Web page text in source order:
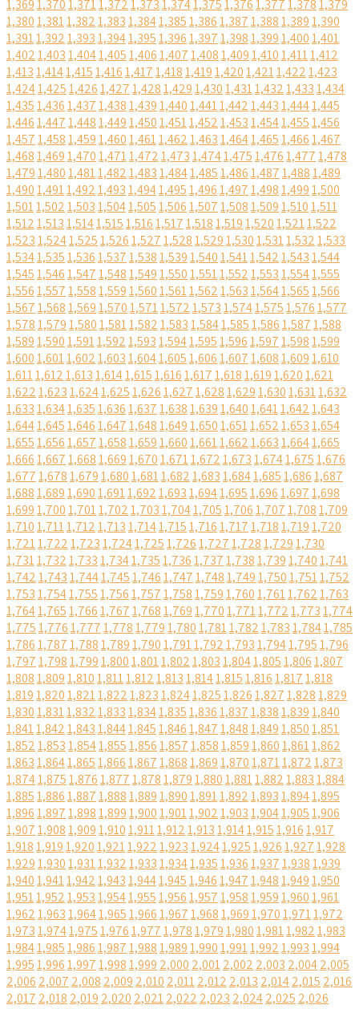
1,3691,3701,3711,3721,3731,3741,3751,3761,3771,3781,379
1,3801,3811,3821,3831,3841,3851,3861,3871,3881,3891,390
1,3911,3921,3931,3941,3951,3961,3971,3981,3991,4001,401
1,4021,4031,4041,4051,4061,4071,4081,4091,4101,4111,412
1,4131,4141,4151,4161,4171,4181,4191,4201,4211,4221,423
1,4241,4251,4261,4271,4281,4291,4301,4311,4321,4331,434
1,4351,4361,4371,4381,4391,4401,4411,4421,4431,4441,445
1,4461,4471,4481,4491,4501,4511,4521,4531,4541,4551,456
1,4571,4581,4591,4601,4611,4621,4631,4641,4651,4661,467
1,4681,4691,4701,4711,4721,4731,4741,4751,4761,4771,478
1,4791,4801,4811,4821,4831,4841,4851,4861,4871,4881,489
1,4901,4911,4921,4931,4941,4951,4961,4971,4981,4991,500
1,5011,5021,5031,5041,5051,5061,5071,5081,5091,5101,511
1,5121,5131,5141,5151,5161,5171,5181,5191,5201,5211,522
1,5231,5241,5251,5261,5271,5281,5291,5301,5311,5321,533
1,5341,5351,5361,5371,5381,5391,5401,5411,5421,5431,544
1,5451,5461,5471,5481,5491,5501,5511,5521,5531,5541,555
1,5561,5571,5581,5591,5601,5611,5621,5631,5641,5651,566
1,5671,5681,5691,5701,5711,5721,5731,5741,5751,5761,577
1,5781,5791,5801,5811,5821,5831,5841,5851,5861,5871,588
1,5891,5901,5911,5921,5931,5941,5951,5961,5971,5981,599
1,6001,6011,6021,6031,6041,6051,6061,6071,6081,6091,610
1,6111,6121,6131,6141,6151,6161,6171,6181,6191,6201,621
1,6221,6231,6241,6251,6261,6271,6281,6291,6301,6311,632
1,6331,6341,6351,6361,6371,6381,6391,6401,6411,6421,643
1,6441,6451,6461,6471,6481,6491,6501,6511,6521,6531,654
1,6551,6561,6571,6581,6591,6601,6611,6621,6631,6641,665
1,6661,6671,6681,6691,6701,6711,6721,6731,6741,6751,676
1,6771,6781,6791,6801,6811,6821,6831,6841,6851,6861,687
1,6881,6891,6901,6911,6921,6931,6941,6951,6961,6971,698
1,6991,7001,7011,7021,7031,7041,7051,7061,7071,7081,709
1,7101,7111,7121,7131,7141,7151,7161,7171,7181,7191,720
1,7211,7221,7231,7241,7251,7261,7271,7281,7291,730
1,7311,7321,7331,7341,7351,7361,7371,7381,7391,7401,741
1,7421,7431,7441,7451,7461,7471,7481,7491,7501,7511,752
1,7531,7541,7551,7561,7571,7581,7591,7601,7611,7621,763
1,7641,7651,7661,7671,7681,7691,7701,7711,7721,7731,774
1,7751,7761,7771,7781,7791,7801,7811,7821,7831,7841,785
1,7861,7871,7881,7891,7901,7911,7921,7931,7941,7951,796
1,7971,7981,7991,8001,8011,8021,8031,8041,8051,8061,807
1,8081,8091,8101,8111,8121,8131,8141,8151,8161,8171,818
1,8191,8201,8211,8221,8231,8241,8251,8261,8271,8281,829
1,8301,8311,8321,8331,8341,8351,8361,8371,8381,8391,840
1,8411,8421,8431,8441,8451,8461,8471,8481,8491,8501,851
1,8521,8531,8541,8551,8561,8571,8581,8591,8601,8611,862
1,8631,8641,8651,8661,8671,8681,8691,8701,8711,8721,873
1,8741,8751,8761,8771,8781,8791,8801,8811,8821,8831,884
1,8851,8861,8871,8881,8891,8901,8911,8921,8931,8941,895
1,8961,8971,8981,8991,9001,9011,9021,9031,9041,9051,906
1,9071,9081,9091,9101,9111,9121,9131,9141,9151,9161,917
1,9181,9191,9201,9211,9221,9231,9241,9251,9261,9271,928
1,9291,9301,9311,9321,9331,9341,9351,9361,9371,9381,939
1,9401,9411,9421,9431,9441,9451,9461,9471,9481,9491,950
1,9511,9521,9531,9541,9551,9561,9571,9581,9591,9601,961
1,9621,9631,9641,9651,9661,9671,9681,9691,9701,9711,972
1,9731,9741,9751,9761,9771,9781,9791,9801,9811,9821,983
1,9841,9851,9861,9871,9881,9891,9901,9911,9921,9931,994
1,9951,9961,9971,9981,999 2,000 2,0012,002 2,003 2,0042,005
2,006 2,007 2,008 2,009 2,010 2,0112,012 2,013 2,0142,015 2,016
2,017 2,018 2,019 2,020 2,0212,022 2,023 2,0242,025 2,026